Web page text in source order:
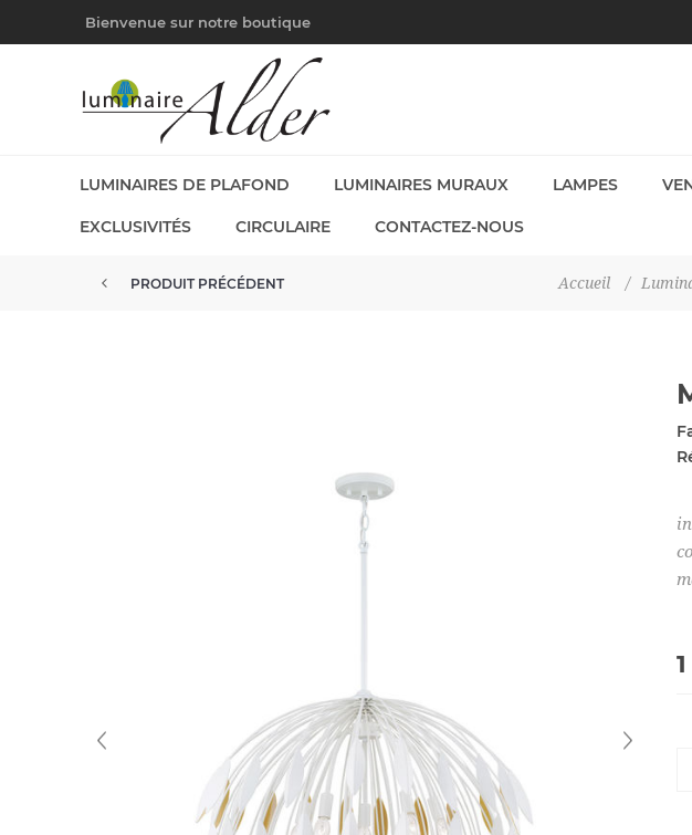
Bienvenue sur notre boutique
LUMINAIRES DE PLAFOND LUMINAIRES MURAUX LAMPES
EXCLUSIVITÉS CIRCULAIRE CONTACTEZ-NOUS
Accueil /
PRODUIT PRÉCÉDENT